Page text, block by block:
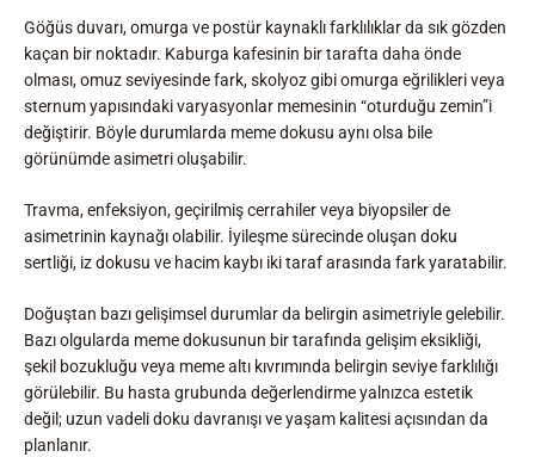
Göğüs duvarı, omurga ve postür kaynaklı farklılıklar da sık gözden
kaçan bir noktadır. Kaburga kafesinin bir tarafta daha önde
olması, omuz seviyesinde fark, skolyoz gibi omurga eğrilikleri veya
sternum yapısındaki varyasyonlar memesinin “oturduğu zemin”i
değiştirir. Böyle durumlarda meme dokusu aynı olsa bile
görünümde asimetri oluşabilir.
Travma, enfeksiyon, geçirilmiş cerrahiler veya biyopsiler de
asimetrinin kaynağı olabilir. İyileşme sürecinde oluşan doku
sertliği, iz dokusu ve hacim kaybı iki taraf arasında fark yaratabilir.
Doğuştan bazı gelişimsel durumlar da belirgin asimetriyle gelebilir.
Bazı olgularda meme dokusunun bir tarafında gelişim eksikliği,
şekil bozukluğu veya meme altı kıvrımında belirgin seviye farklılığı
görülebilir. Bu hasta grubunda değerlendirme yalnızca estetik
değil; uzun vadeli doku davranışı ve yaşam kalitesi açısından da
planlanır.